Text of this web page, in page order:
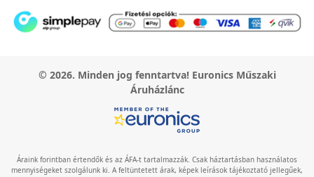
© 2026. Minden jog fenntartva! Euronics Műszaki
Áruházlánc
Áraink forintban értendők és az ÁFA-t tartalmazzák. Csak háztartásban használatos
mennyiségeket szolgálunk ki. A feltüntetett árak, képek leírások tájékoztató jellegűek,